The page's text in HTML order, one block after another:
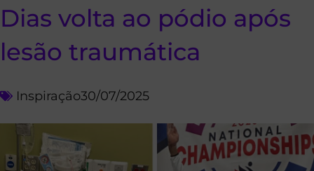
Dias volta ao pódio após
lesão traumática
Inspiração30/07/2025